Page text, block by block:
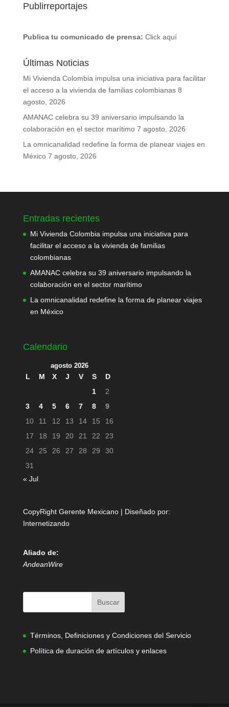
Publirreportajes
Publica tu comunicado de prensa: Click aquí
Últimas Noticias
Mi Vivienda Colombia impulsa una iniciativa para facilitar
el acceso a la vivienda de familias colombianas 8
agosto, 2026
AMANAC celebra su 39 aniversario impulsando la
colaboración en el sector marítimo 7 agosto, 2026
La omnicanalidad redefine la forma de planear viajes en
México 7 agosto, 2026
Entradas recientes
Mi Vivienda Colombia impulsa una iniciativa para
facilitar el acceso a la vivienda de familias
colombianas
AMANAC celebra su 39 aniversario impulsando la
colaboración en el sector marítimo
La omnicanalidad redefine la forma de planear viajes
en México
Calendario
agosto 2026
L M X J V S
D
1
2
3
4 5 6 7 8
9
10
11 12 13 14 15
16
17
18 19 20 21 22
23
24
25 26 27 28 29
30
31
« Jul
CopyRight Gerente Mexicano | Diseñado por:
Internetizando
Aliado de:
AndeanWire
Términos, Definiciones y Condiciones del Servicio
Política de duración de artículos y enlaces